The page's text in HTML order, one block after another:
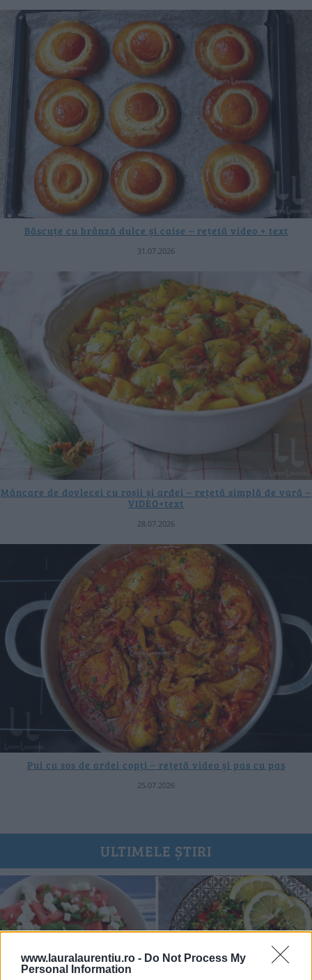
www.lauralaurentiu.ro - Do Not Process My
Personal Information
Băscuțe cu brânză dulce și caise – rețetă video + text
31.07.2026
Mâncare de dovlecei cu roșii și ardei – rețetă simplă de vară –
VIDEO+text
28.07.2026
Pui cu sos de ardei copți – rețetă video și pas cu pas
25.07.2026
ULTIMELE ȘTIRI